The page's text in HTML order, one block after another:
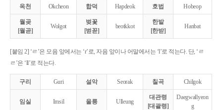
옥천 Okcheon 합덕 Hapdeok 호법 Hobeop
월곶
[월곧]
Wolgot
벚꽃
[벋꼳]
beotkkot
한밭
[한받]
Hanbat
[붙임 2] ‘ㄹ’은 모음 앞에서는 ‘r’로, 자음 앞이나 어말에서는 ‘l’로 적는다. 단, ‘ㄹ
ㄹ’은 ‘ll’로 적는다.
구리 Guri 설악 Seorak 칠곡 Chilgok
임실 Imsil 울릉 Ulleung
대관령
[대괄령]
Daegwallyeon
g